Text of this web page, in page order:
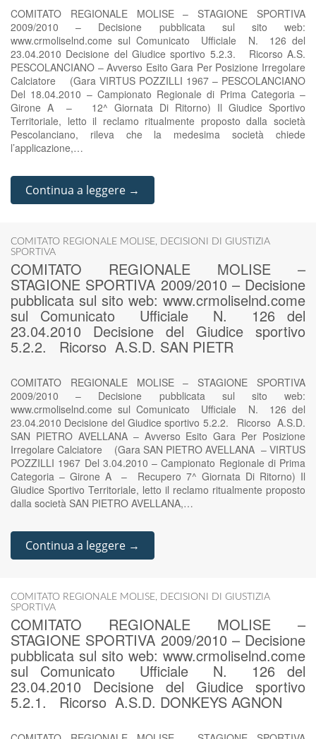
COMITATO REGIONALE MOLISE – STAGIONE SPORTIVA
2009/2010 – Decisione pubblicata sul sito web:
www.crmoliselnd.come sul Comunicato Ufficiale N. 126 del
23.04.2010 Decisione del Giudice sportivo 5.2.3. Ricorso A.S.
PESCOLANCIANO – Avverso Esito Gara Per Posizione Irregolare
Calciatore (Gara VIRTUS POZZILLI 1967 – PESCOLANCIANO
Del 18.04.2010 – Campionato Regionale di Prima Categoria –
Girone A – 12^ Giornata Di Ritorno) Il Giudice Sportivo
Territoriale, letto il reclamo ritualmente proposto dalla società
Pescolanciano, rileva che la medesima società chiede
l’applicazione,…
Continua a leggere →
COMITATO REGIONALE MOLISE, DECISIONI DI GIUSTIZIA
SPORTIVA
COMITATO REGIONALE MOLISE –
STAGIONE SPORTIVA 2009/2010 – Decisione
pubblicata sul sito web: www.crmoliselnd.come
sul Comunicato Ufficiale N. 126 del
23.04.2010 Decisione del Giudice sportivo
5.2.2. Ricorso A.S.D. SAN PIETR
COMITATO REGIONALE MOLISE – STAGIONE SPORTIVA
2009/2010 – Decisione pubblicata sul sito web:
www.crmoliselnd.come sul Comunicato Ufficiale N. 126 del
23.04.2010 Decisione del Giudice sportivo 5.2.2. Ricorso A.S.D.
SAN PIETRO AVELLANA – Avverso Esito Gara Per Posizione
Irregolare Calciatore (Gara SAN PIETRO AVELLANA – VIRTUS
POZZILLI 1967 Del 3.04.2010 – Campionato Regionale di Prima
Categoria – Girone A – Recupero 7^ Giornata Di Ritorno) Il
Giudice Sportivo Territoriale, letto il reclamo ritualmente proposto
dalla società SAN PIETRO AVELLANA,…
Continua a leggere →
COMITATO REGIONALE MOLISE, DECISIONI DI GIUSTIZIA
SPORTIVA
COMITATO REGIONALE MOLISE –
STAGIONE SPORTIVA 2009/2010 – Decisione
pubblicata sul sito web: www.crmoliselnd.come
sul Comunicato Ufficiale N. 126 del
23.04.2010 Decisione del Giudice sportivo
5.2.1. Ricorso A.S.D. DONKEYS AGNON